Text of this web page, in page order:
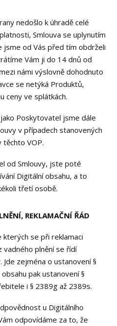
nedošlo k úhradě celé
Smlouva se uplynutím
jsme od Vás před tím obdrželi
Vám ji do 14 dnů od
námi výslovně dohodnuto
se netýká Produktů,
ceny ve splátkách.
Poskytovatel jsme dále
v případech stanovených
těchto VOP.
od Smlouvy, jste poté
Digitální obsahu, a to
třetí osobě.
REKLAMAČNÍ ŘÁD
se při reklamaci
vadného plnění se řídí
zejména o ustanovení §
pak ustanovení §
i § 2389g až 2389s.
u Digitálního
odpovídáme za to, že